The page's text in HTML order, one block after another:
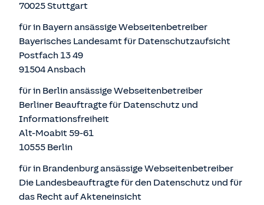
70025 Stuttgart
für in Bayern ansässige Webseitenbetreiber
Bayerisches Landesamt für Datenschutzaufsicht
Postfach 13 49
91504 Ansbach
für in Berlin ansässige Webseitenbetreiber
Berliner Beauftragte für Datenschutz und
Informationsfreiheit
Alt-Moabit 59-61
10555 Berlin
für in Brandenburg ansässige Webseitenbetreiber
Die Landesbeauftragte für den Datenschutz und für
das Recht auf Akteneinsicht